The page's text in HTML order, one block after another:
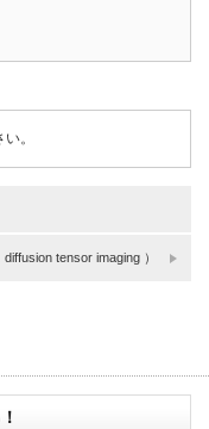
。
tensor imaging ）